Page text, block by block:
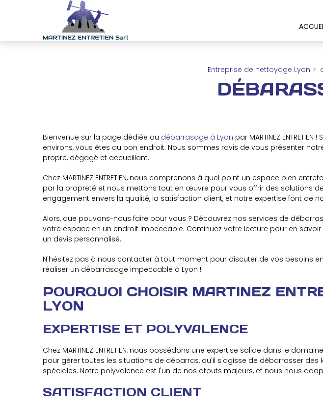
Entreprise de nettoyage Lyon
Bienvenue sur la page dédiée au débarrasage à Lyon par MARTINEZ
environs, vous êtes au bon endroit. Nous sommes ravis de vous présenter
propre, dégagé et accueillant.
Chez MARTINEZ ENTRETIEN, nous comprenons à quel point un espace bien
par la propreté et nous mettons tout en œuvre pour vous offrir des solutions
engagement envers la qualité, la satisfaction client, et notre expertise font de
Alors, que pouvons-nous faire pour vous ? Découvrez nos services de
votre espace en un endroit impeccable. Continuez votre lecture pour en
un devis personnalisé.
N'hésitez pas à nous contacter à tout moment pour discuter de vos besoins
réaliser un débarrasage impeccable à Lyon !
POURQUOI CHOISIR MARTINEZ
LYON
EXPERTISE ET POLYVALENCE
Chez MARTINEZ ENTRETIEN, nous possédons une expertise solide dans le
pour gérer toutes les situations de débarras, qu'il s'agisse de débarrasser
spéciales. Notre polyvalence est l'un de nos atouts majeurs, et nous nous
SATISFACTION CLIENT
Panneau de gestion des cookies